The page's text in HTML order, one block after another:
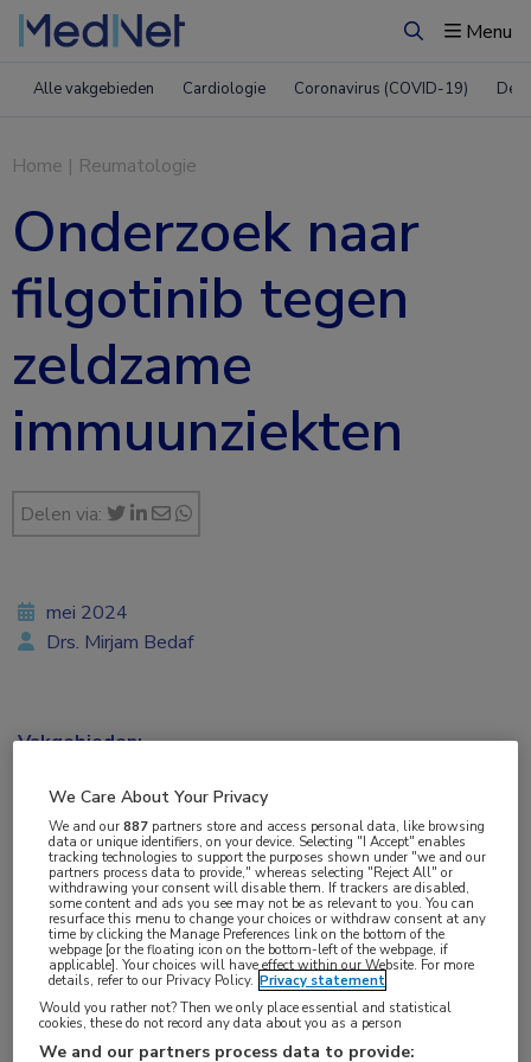
ZoekenMenu
Alle vakgebieden Cardiologie Coronavirus (COVID-19)
Home | Reumatologie
Onderzoek naar
filgotinib tegen
zeldzame
immuunziekten
Delen via:
Onlangs is binnen het Drug Rediscovery for rare
mei 2024
Drs. Mirjam Bedaf
Vakgebieden:
Tags:
auto-immuniteit,filgotinib,idiopathische inflammatoire
myopathie,IgG4-gerelateerde ziekte,vasculitis,ziekte van
Behçet
We Care About Your Privacy
We and our887 partners store and access personal data, like browsing
data or unique identifiers, on your device. Selecting "I Accept" enables
tracking technologies to support the purposes shown under "we and our
partners process data to provide," whereas selecting "Reject All" or
withdrawing your consent will disable them. If trackers are disabled,
some content and ads you see may not be as relevant to you. You can
resurface this menu to change your choices or withdraw consent at any
time by clicking the Manage Preferences link on the bottom of the
webpage [or the floating icon on the bottom-left of the webpage, if
applicable]. Your choices will have effect within our Website. For more
details, refer to our Privacy Policy. Privacy statement
Would you rather not? Then we only place essential and statistical
cookies, these do not record any data about you as a person
We and our partners process data to provide: